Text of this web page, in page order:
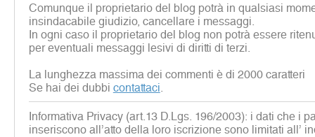
Comunque il proprietario del blog potrà in qualsiasi
insindacabile giudizio, cancellare i messaggi.
In ogni caso il proprietario del blog non potrà essere
per eventuali messaggi lesivi di diritti di terzi.
La lunghezza massima dei commenti è di 2000 caratteri
Se hai dei dubbi contattaci
Informativa Privacy (art.13 D.Lgs. 196/2003): i dati che i
inseriscono all’atto della loro iscrizione sono limitati all’